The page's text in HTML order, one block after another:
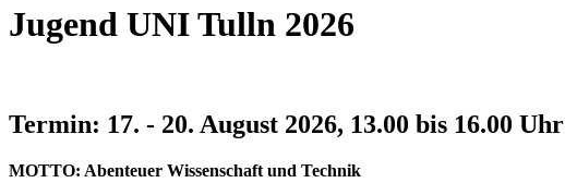
Jugend UNI Tulln 2026
Termin: 17. - 20. August 2026, 13.00 bis 16.00 Uhr
MOTTO: Abenteuer Wissenschaft und Technik